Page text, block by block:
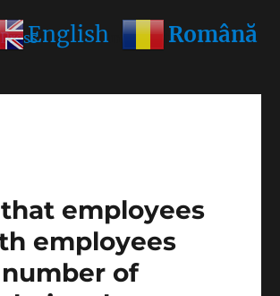
for more information. (This
employees
employees
of
English Română